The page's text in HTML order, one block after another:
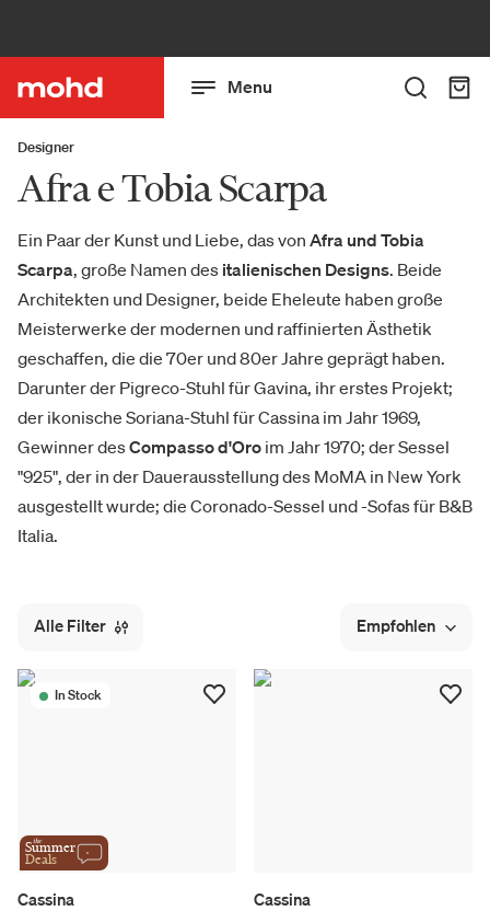
Menu
Designer
Afra e Tobia Scarpa
Ein Paar der Kunst und Liebe, das von Afra und Tobia
Scarpa, große Namen des italienischen Designs. Beide
Architekten und Designer, beide Eheleute haben große
Meisterwerke der modernen und raffinierten Ästhetik
geschaffen, die die 70er und 80er Jahre geprägt haben.
Darunter der Pigreco-Stuhl für Gavina, ihr erstes Projekt;
der ikonische Soriana-Stuhl für Cassina im Jahr 1969,
Gewinner desCompasso d'Oro im Jahr 1970; der Sessel
"925", der in der Dauerausstellung des MoMA in New York
ausgestellt wurde; die Coronado-Sessel und -Sofas für B&B
Italia.
Alle Filter Empfohlen
In Stock
the
Summer
Deals
Cassina
Cassina